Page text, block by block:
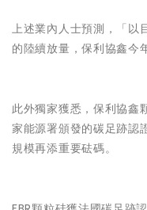
上述業內人士預測，「以
的陸續放量，保利協鑫今
此外獨家獲悉，保利協鑫
家能源署頒發的碳足跡認
規模再添重要砝碼。